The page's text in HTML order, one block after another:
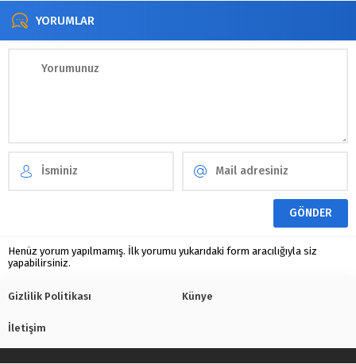
YORUMLAR
Henüz yorum yapılmamış. İlk yorumu yukarıdaki form aracılığıyla siz
yapabilirsiniz.
Gizlilik Politikası Künye
İletişim